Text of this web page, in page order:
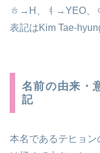
ㅎ→H、ㅕ→YEO、
表記はKim Tae-
名前の由来・
記
本名であるテヒョ